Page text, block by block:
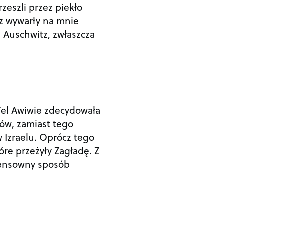
przez piekło
na mnie
zwłaszcza
Awiwie zdecydowała
zamiast tego
Izraelu. Oprócz tego
przeżyły Zagładę. Z
sposób